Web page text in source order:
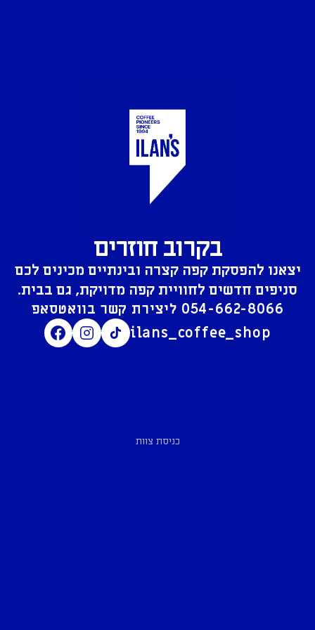
בקרוב חוזרים
יצאנו להפסקת קפה קצרה ובינתיים מכינים לכם
סניפים חדשים לחוויית קפה מדויקת, גם בבית.
054-662-8066
ilans_coffee_shop
כניסת צוות